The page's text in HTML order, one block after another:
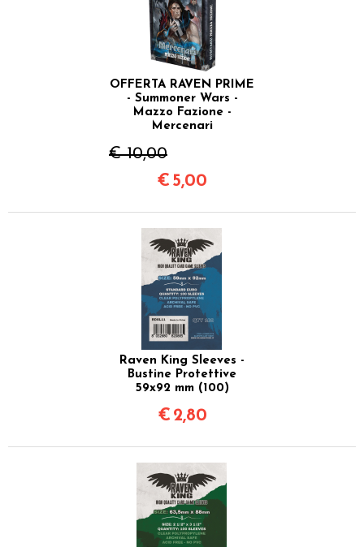
OFFERTA RAVEN PRIME
- Summoner Wars -
Mazzo Fazione -
Mercenari
€ 10,00
€ 5,00
Raven King Sleeves -
Bustine Protettive
59x92 mm (100)
€ 2,80